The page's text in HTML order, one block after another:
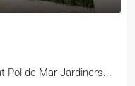
Pol de Mar Jardiners...